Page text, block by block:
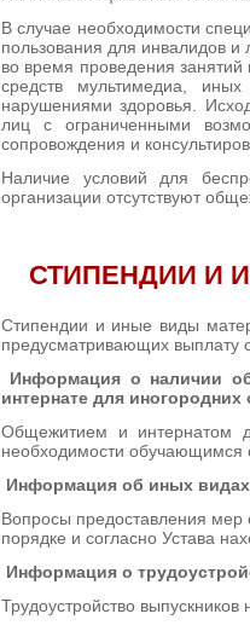
В случае необходимости
пользования для инвалидов
во время проведения
средств мультимедиа,
нарушениями здоровья.
лиц с ограниченными
сопровождения и
Наличие условий для
организации отсутствуют
СТИПЕНДИИ И
Стипендии и иные виды
предусматривающих выплату
Информация о наличии
интернате для
Общежитием и интернатом
необходимости обучающимся
Информация об иных
Вопросы предоставления
порядке и согласно Устава
Информация о
Трудоустройство выпускников